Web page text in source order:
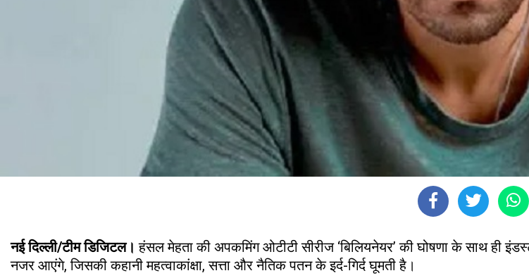
नई दिल्ली/टीम डिजिटल।हंसल मेहता की अपकमिंग ओटीटी सीरीज ‘बिलियनेयर’ की घोषणा के साथ ही
नजर आएंगे, जिसकी कहानी महत्वाकांक्षा, सत्ता और नैतिक पतन के इर्द-गिर्द घूमती है।